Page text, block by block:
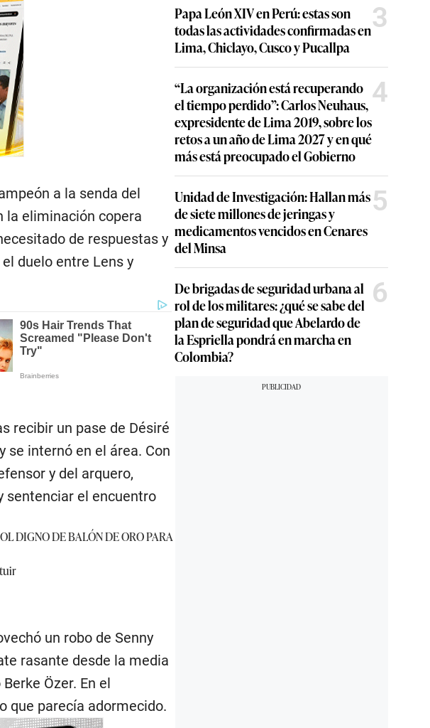
a la senda del
la eliminación copera
de respuestas y
duelo entre Lens y
recibir un pase de Désiré
se internó en el área. Con
y del arquero,
sentenciar el encuentro
DIGNO DE BALÓN DE ORO PARA
un robo de Senny
rasante desde la media
Özer. En el
que parecía adormecido.
Papa León XIV en Perú: estas son
todas las actividades confirmadas en
Lima, Chiclayo, Cusco y Pucallpa
3
“La organización está recuperando
el tiempo perdido”: Carlos Neuhaus,
expresidente de Lima 2019, sobre los
retos a un año de Lima 2027 y en qué
más está preocupado el Gobierno
4
Unidad de Investigación: Hallan más
de siete millones de jeringas y
medicamentos vencidos en Cenares
del Minsa
5
De brigadas de seguridad urbana al
rol de los militares: ¿qué se sabe del
plan de seguridad que Abelardo de
la Espriella pondrá en marcha en
Colombia?
6